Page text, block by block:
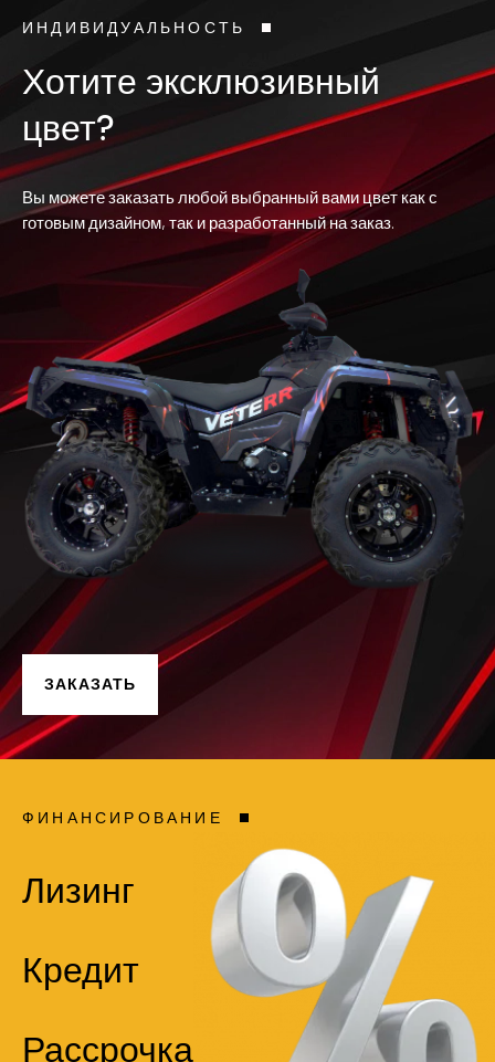
ИНДИВИДУАЛЬНОСТЬ
Хотите эксклюзивный
цвет?
Вы можете заказать любой выбранный вами цвет как с
готовым дизайном, так и разработанный на заказ.
ЗАКАЗАТЬ
ФИНАНСИРОВАНИЕ
Лизинг
Кредит
Рассрочка